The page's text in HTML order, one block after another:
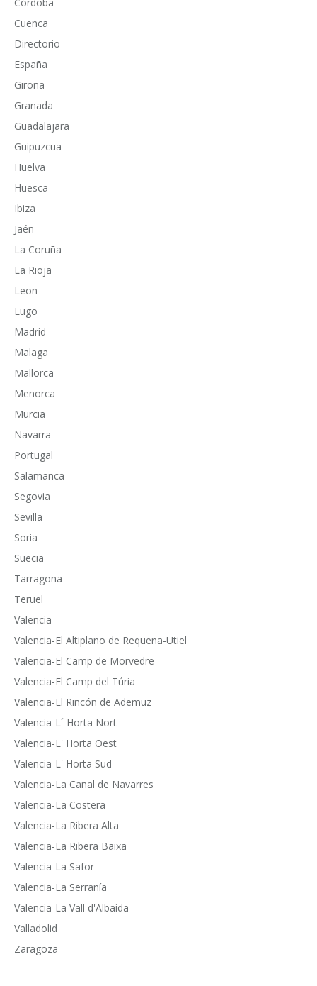
Cuenca
Directorio
España
Girona
Granada
Guadalajara
Guipuzcua
Huelva
Huesca
Ibiza
Jaén
La Coruña
La Rioja
Leon
Lugo
Madrid
Malaga
Mallorca
Menorca
Murcia
Navarra
Portugal
Salamanca
Segovia
Sevilla
Soria
Suecia
Tarragona
Teruel
Valencia
Valencia-El Altiplano de Requena-Utiel
Valencia-El Camp de Morvedre
Valencia-El Camp del Túria
Valencia-El Rincón de Ademuz
Valencia-L´ Horta Nort
Valencia-L' Horta Oest
Valencia-L' Horta Sud
Valencia-La Canal de Navarres
Valencia-La Costera
Valencia-La Ribera Alta
Valencia-La Ribera Baixa
Valencia-La Safor
Valencia-La Serranía
Valencia-La Vall d'Albaida
Valladolid
Zaragoza